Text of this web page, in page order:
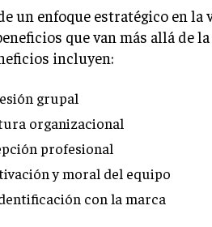
un enfoque estratégico en la
que van más allá de
incluyen:
grupal
organizacional
profesional
y moral del equipo
con la marca